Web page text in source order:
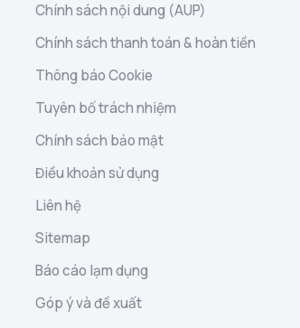
Chính sách nội dung (AUP)
Chính sách thanh toán & hoàn tiền
Thông báo Cookie
Tuyên bố trách nhiệm
Chính sách bảo mật
Điều khoản sử dụng
Liên hệ
Sitemap
Báo cáo lạm dụng
Góp ý và đề xuất